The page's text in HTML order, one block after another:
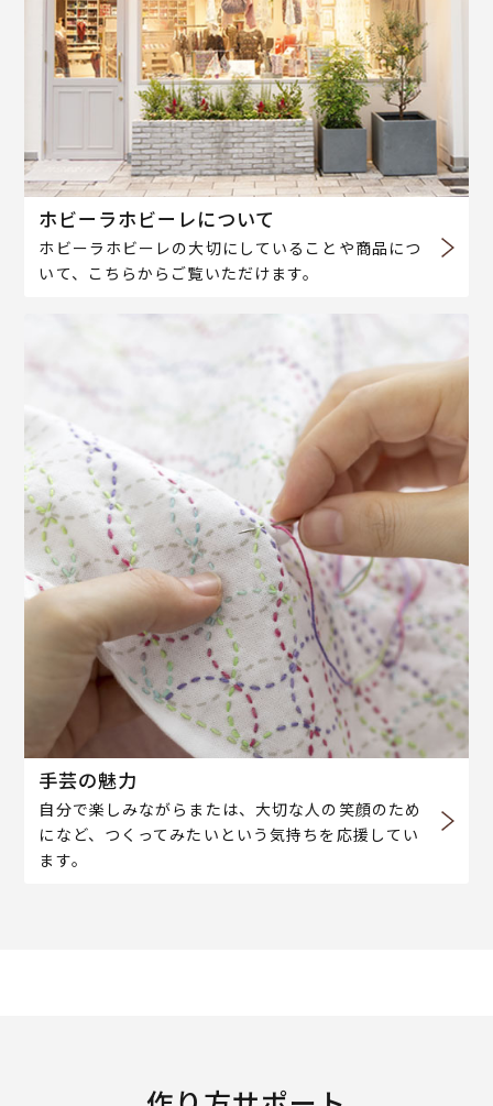
ホビーラホビーレについて
ホビーラホビーレの大切にしていることや商品につ
いて、こちらからご覧いただけます。
手芸の魅力
自分で楽しみながらまたは、大切な人の笑顔のため
になど、つくってみたいという気持ちを応援してい
ます。